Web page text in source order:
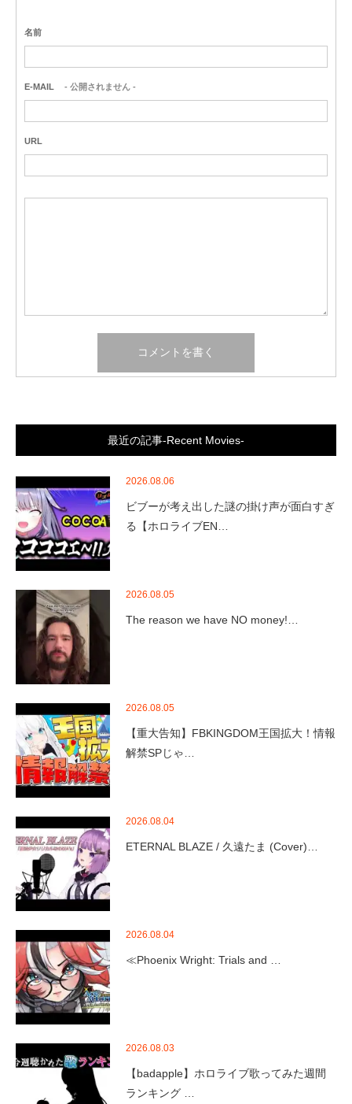
名前
E-MAIL - 公開されません -
URL
最近の記事-Recent Movies-
2026.08.06
ビブーが考え出した謎の掛け声が面白すぎ
る【ホロライブEN…
2026.08.05
The reason we have NO money!…
2026.08.05
【重大告知】FBKINGDOM王国拡大！情報
解禁SPじゃ…
2026.08.04
ETERNAL BLAZE / 久遠たま (Cover)…
2026.08.04
≪Phoenix Wright: Trials and …
2026.08.03
【badapple】ホロライブ歌ってみた週間
ランキング …